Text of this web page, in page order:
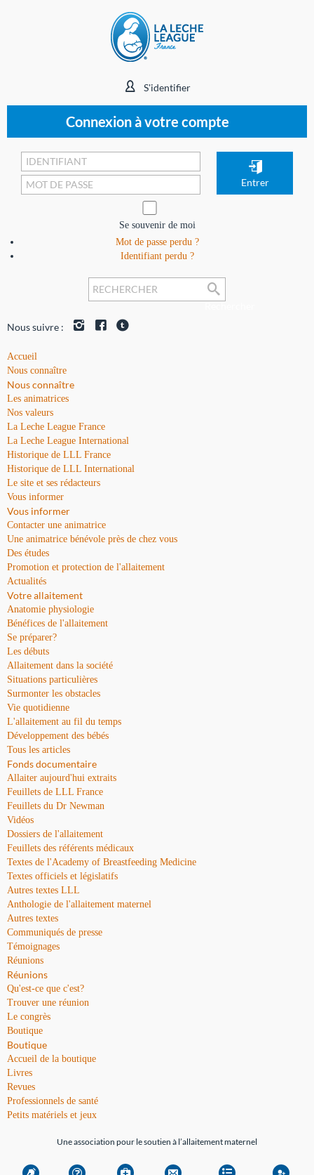
S'identifier
Connexion à votre compte
Se souvenir de moi
Mot de passe perdu ?
Identifiant perdu ?
Nous suivre :
Accueil
Nous connaître
Nous connaître
Les animatrices
Nos valeurs
La Leche League France
La Leche League International
Historique de LLL France
Historique de LLL International
Le site et ses rédacteurs
Vous informer
Vous informer
Contacter une animatrice
Une animatrice bénévole près de chez vous
Des études
Promotion et protection de l'allaitement
Actualités
Votre allaitement
Anatomie physiologie
Bénéfices de l'allaitement
Se préparer?
Les débuts
Allaitement dans la société
Situations particulières
Surmonter les obstacles
Vie quotidienne
L'allaitement au fil du temps
Développement des bébés
Tous les articles
Fonds documentaire
Allaiter aujourd'hui extraits
Feuillets de LLL France
Feuillets du Dr Newman
Vidéos
Dossiers de l'allaitement
Feuillets des référents médicaux
Textes de l'Academy of Breastfeeding Medicine
Textes officiels et législatifs
Autres textes LLL
Anthologie de l'allaitement maternel
Autres textes
Communiqués de presse
Témoignages
Réunions
Réunions
Qu'est-ce que c'est?
Trouver une réunion
Le congrès
Boutique
Boutique
Accueil de la boutique
Livres
Revues
Professionnels de santé
Petits matériels et jeux
Une association pour le soutien à l’allaitement maternel